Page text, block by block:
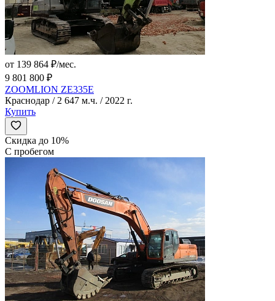
от 139 864 ₽/мес.
9 801 800 ₽
ZOOMLION ZE335E
Краснодар / 2 647 м.ч. / 2022 г.
Купить
Скидка до 10%
С пробегом